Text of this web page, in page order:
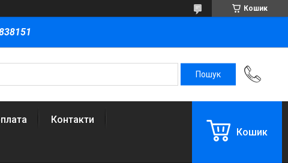
Кошик
Контакти
Кошик